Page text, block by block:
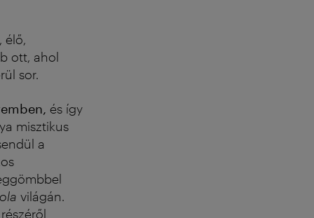
élő,
ott, ahol
sor.
és így
misztikus
a
világán.